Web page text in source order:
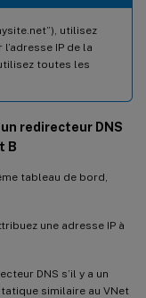
utilisez
l’adresse IP de la
toutes les
redirecteur DNS
B
tableau de bord,
une adresse IP à
DNS s’il y a un
similaire au VNet